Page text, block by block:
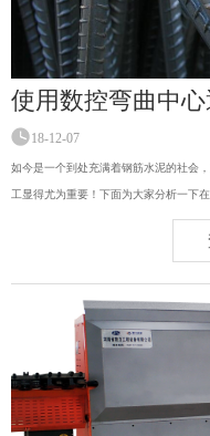
18-12-07
如今是一个到处充满着钢筋水泥的社会
工显得尤为重要！下面为大家分析一下